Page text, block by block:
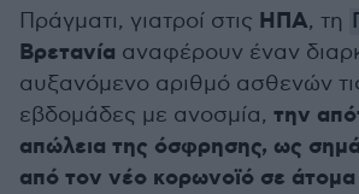
Πράγματι, γιατροί στις ΗΠΑ, τη
Βρετανία αναφέρουν έναν
αυξανόμενο αριθμό ασθενών
εβδομάδες με ανοσμία, την
απώλεια της όσφρησης, ως
από τον νέο κορωνοϊό σε